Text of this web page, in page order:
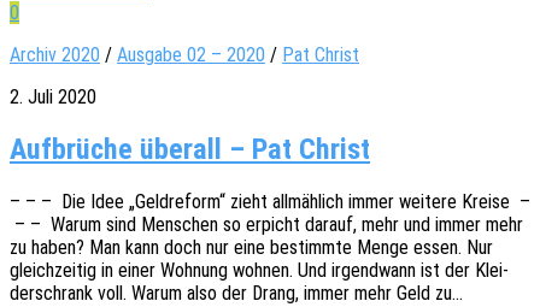
0
Archiv 2020 / Ausgabe 02 – 2020 / Pat Christ
2. Juli 2020
Aufbrüche überall – Pat Christ
– – – Die Idee „Geld­re­form“ zieht allmäh­lich immer weite­re Kreise –
– – Warum sind Menschen so erpicht darauf, mehr und immer mehr
zu haben? Man kann doch nur eine bestimm­te Menge essen. Nur
gleich­zei­tig in einer Wohnung wohnen. Und irgend­wann ist der Klei­
der­schrank voll. Warum also der Drang, immer mehr Geld zu…